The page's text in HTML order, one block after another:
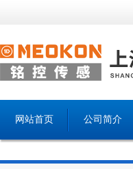
网站首页 公司简介